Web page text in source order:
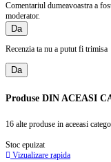
Comentariul dumeavoastra a
moderator.
Da
Recenzia ta nu a putut fi trimisa
Da
Produse DIN ACEASI
16 alte produse in aceeasi
Stoc epuizat
Vizualizare rapida